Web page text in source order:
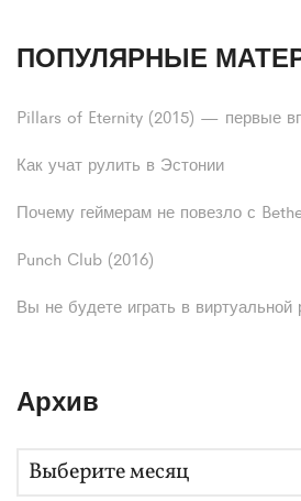
ПОПУЛЯРНЫЕ
Pillars of Eternity (2015) — первые
Как учат рулить в Эстонии
Почему геймерам не повезло с
Punch Club (2016)
Вы не будете играть в виртуальной
Архив
А